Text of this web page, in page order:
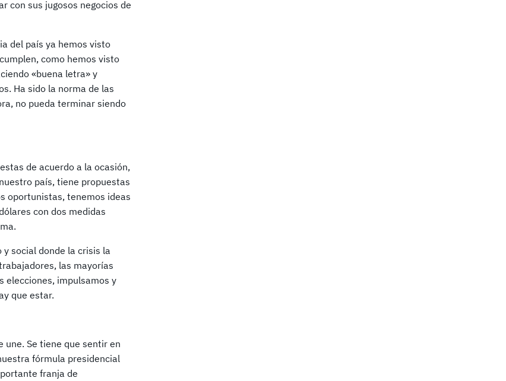
con sus jugosos negocios de
del país ya hemos visto
como hemos visto
«buena letra» y
Ha sido la norma de las
no pueda terminar siendo
de acuerdo a la ocasión,
país, tiene propuestas
oportunistas, tenemos ideas
con dos medidas
social donde la crisis la
las mayorías
elecciones, impulsamos y
que estar.
une. Se tiene que sentir en
fórmula presidencial
franja de